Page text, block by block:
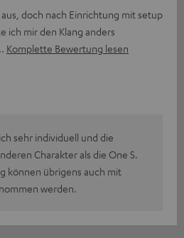
doch nach Einrichtung mit setup
ich mir den Klang anders
Komplette Bewertung lesen
sehr individuell und die
Charakter als die One S.
können übrigens auch mit
werden.